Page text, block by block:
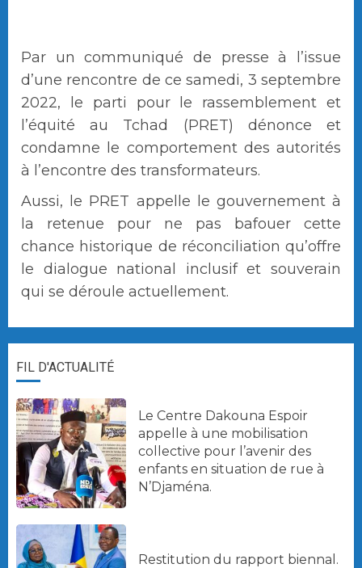
Par un communiqué de presse à l’issue
d’une rencontre de ce samedi, 3 septembre
2022, le parti pour le rassemblement et
l’équité au Tchad (PRET) dénonce et
condamne le comportement des autorités
à l’encontre des transformateurs.
Aussi, le PRET appelle le gouvernement à
la retenue pour ne pas bafouer cette
chance historique de réconciliation qu’offre
le dialogue national inclusif et souverain
qui se déroule actuellement.
FIL D'ACTUALITÉ
Le Centre Dakouna Espoir
appelle à une mobilisation
collective pour l’avenir des
enfants en situation de rue à
N’Djaména.
Restitution du rapport biennal.